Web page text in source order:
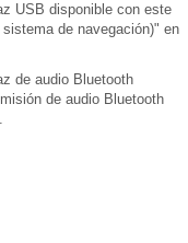
USB disponible con este
de navegación)" en
de audio Bluetooth
de audio Bluetooth